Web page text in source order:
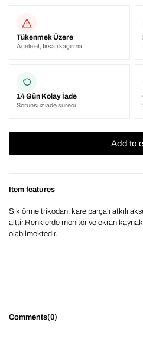
Tükenmek Üzere
Acele et, fırsatı kaçırma
14 Gün Kolay İade
Sorunsuz iade süreci
Item features
Sık örme trikodan, kare parçalı atkılı
aittir.Renklerde monitör ve ekran
olabilmektedir.
Comments(0)